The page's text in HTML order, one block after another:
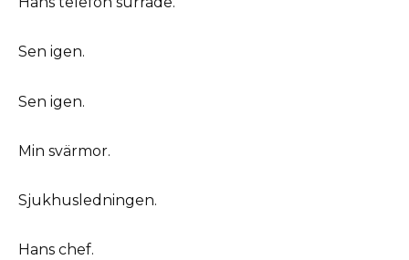
Sen igen.
Sen igen.
Min svärmor.
Sjukhusledningen.
Hans chef.